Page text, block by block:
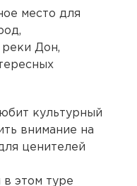
место для
Дон,
культурный
внимание на
ценителей
в этом туре